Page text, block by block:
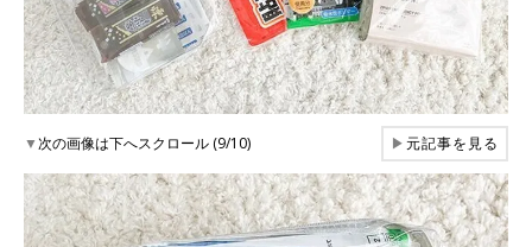
▼次の画像は下へスクロール (9/10) ▶元記事を見る